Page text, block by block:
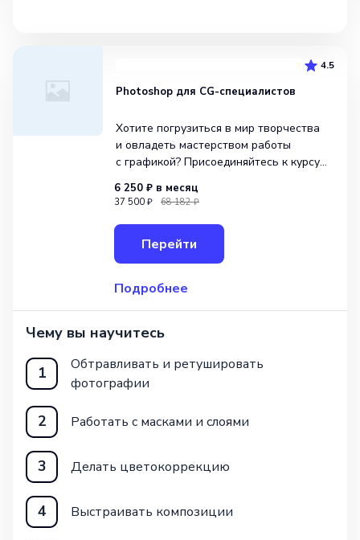
4.5
Photoshop для CG-специалистов
Хотите погрузиться в мир творчества
и овладеть мастерством работы
с графикой? Присоединяйтесь к курсу
от школы Skillbox! Этот курс позволит
с фоторедактором, включая
ретуширование изображений, з
6 250 ₽ в месяц
37 500 ₽ 68 182 ₽
Перейти
Подробнее
Чему вы научитесь
1
Обтравливать и ретушировать
фотографии
2 Работать с масками и слоями
3 Делать цветокоррекцию
4 Выстраивать композиции